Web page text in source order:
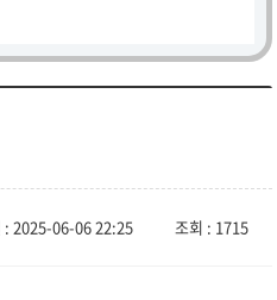
조회 : 1715
: 2025-06-06 22:25